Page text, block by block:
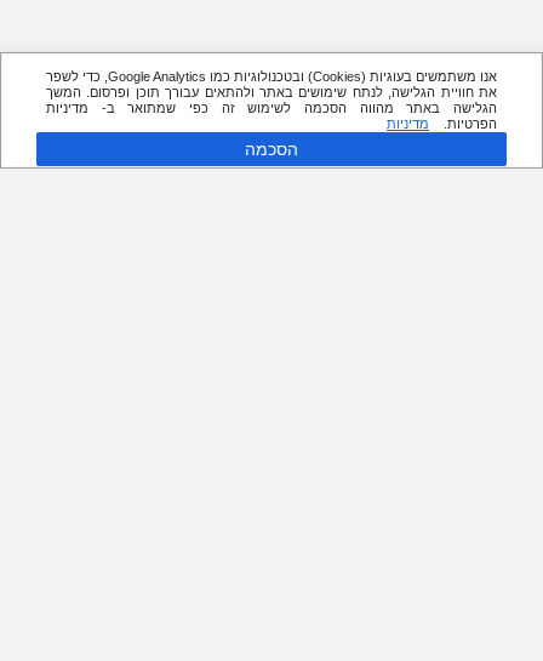
אנו משתמשים בעוגיות (Cookies) ובטכנולוגיות כמו Google Analytics, כדי לשפר
את חוויית הגלישה, לנתח שימושים באתר ולהתאים עבורך תוכן ופרסום. המשך
הגלישה באתר מהווה הסכמה לשימוש זה כפי שמתואר ב- מדיניות
הפרטיות.
מדיניות
הסכמה